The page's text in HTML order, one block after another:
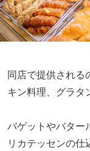
同店で提供される
キン料理、グラタ
バゲットやバター
リカテッセンの仕